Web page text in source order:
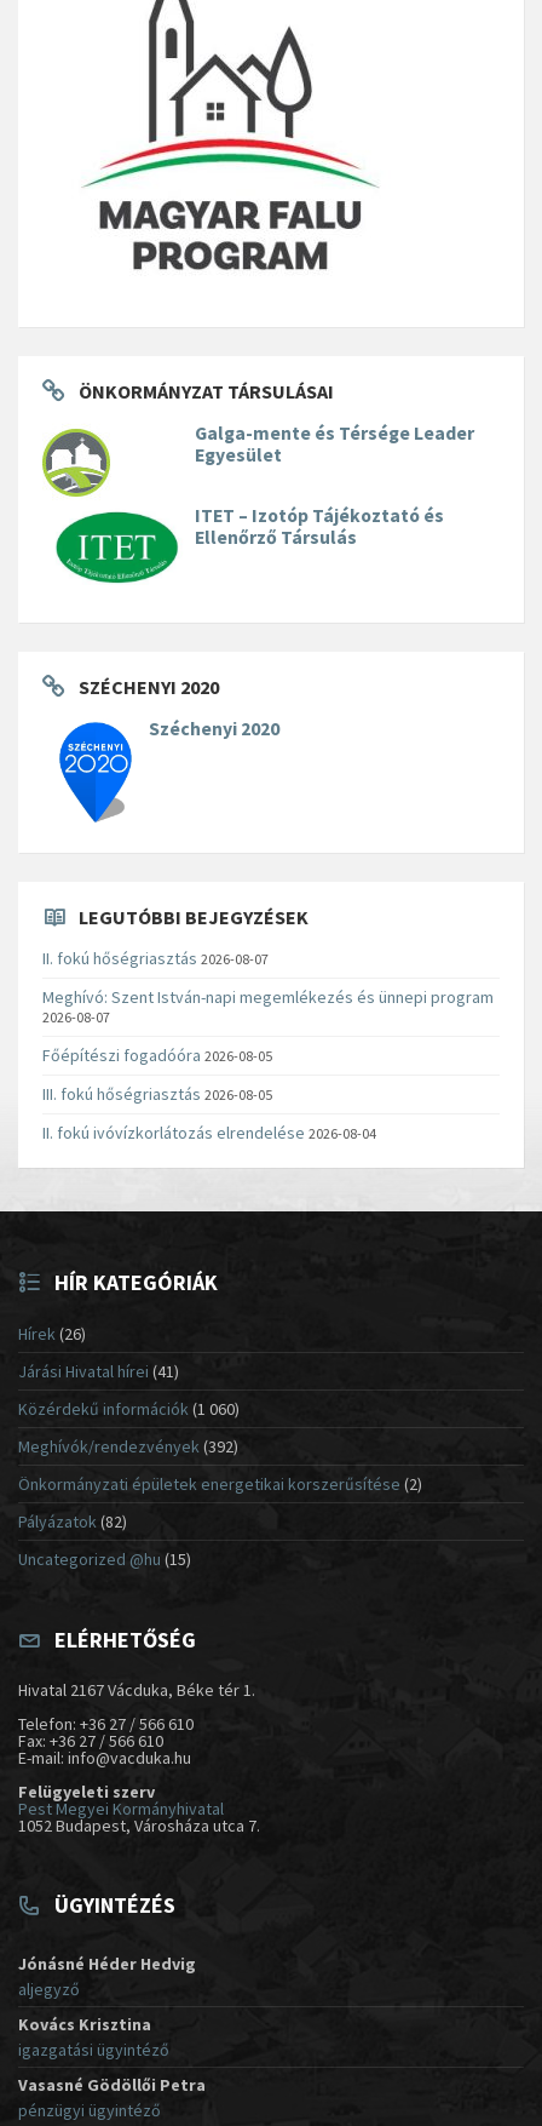
ÖNKORMÁNYZAT TÁRSULÁSAI
Galga-mente és Térsége Leader
Egyesület
ITET – Izotóp Tájékoztató és
Ellenőrző Társulás
SZÉCHENYI 2020
Széchenyi 2020
LEGUTÓBBI BEJEGYZÉSEK
II. fokú hőségriasztás 2026-08-07
Meghívó: Szent István-napi megemlékezés és ünnepi program
2026-08-07
Főépítészi fogadóóra 2026-08-05
III. fokú hőségriasztás 2026-08-05
II. fokú ivóvízkorlátozás elrendelése 2026-08-04
HÍR KATEGÓRIÁK
Hírek(26)
Járási Hivatal hírei (41)
Közérdekű információk(1 060)
Meghívók/rendezvények (392)
Önkormányzati épületek energetikai korszerűsítése (2)
Pályázatok (82)
Uncategorized @hu (15)
ELÉRHETŐSÉG
Hivatal 2167 Vácduka, Béke tér 1.
Telefon: +36 27 / 566 610
Fax: +36 27 / 566 610
E-mail: info@vacduka.hu
Felügyeleti szerv
Pest Megyei Kormányhivatal
1052 Budapest, Városháza utca 7.
ÜGYINTÉZÉS
Jónásné Héder Hedvig
aljegyző
Kovács Krisztina
igazgatási ügyintéző
Vasasné Gödöllői Petra
pénzügyi ügyintéző